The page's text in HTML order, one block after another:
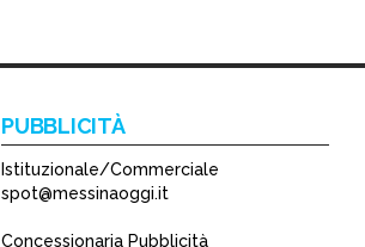
PUBBLICITÀ
Istituzionale/Commerciale
spot@messinaoggi.it
Concessionaria Pubblicità